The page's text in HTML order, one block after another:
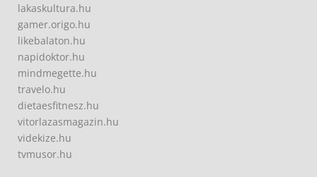
lakaskultura.hu
gamer.origo.hu
likebalaton.hu
napidoktor.hu
mindmegette.hu
travelo.hu
dietaesfitnesz.hu
vitorlazasmagazin.hu
videkize.hu
tvmusor.hu